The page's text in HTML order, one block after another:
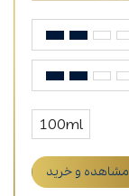
100ml
مشاهده و خرید